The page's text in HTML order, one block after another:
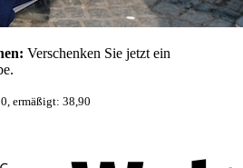
Verschenken Sie jetzt ein
ermäßigt: 38,90